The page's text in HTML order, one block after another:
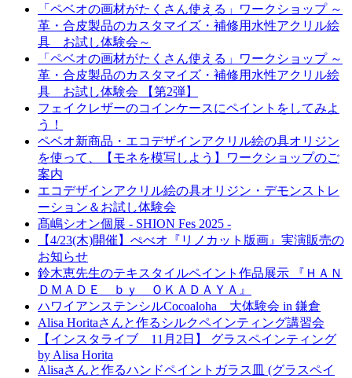
「ペベオの画材がたくさん使える」ワークショップ ～
革・合皮製品のカスタマイズ・補修用水性アクリル絵
具 お試し体験会～
「ペベオの画材がたくさん使える」ワークショップ ～
革・合皮製品のカスタマイズ・補修用水性アクリル絵
具 お試し体験会 【第2弾】
フェイクレザーのコインケースにペイントをしてみよ
う！
ペベオ新商品・エコデザインアクリル絵の具オリジン
を使って、【モネを模写しよう】ワークショップのご
案内
エコデザインアクリル絵の具オリジン・デモンストレ
ーション＆お試し体験会
髙嶋シオン個展 - SHION Fes 2025 -
【4/23(木)開催】ぺべオ『リノカット版画』実演販売の
お知らせ
鈴木恵先生のテキスタイルペイント作品展示 『ＨＡＮ
ＤＭＡＤＥ ｂｙ ＯＫＡＤＡＹＡ』
ハワイアンステンシルCocoaloha 大体験会 in 鎌倉
Alisa Horitaさんと作るシルクペインティング講習会
【インスタライブ 11月2日】 グラスペインティング
by Alisa Horita
Alisaさんと作るハンドペイントガラス皿 (グラスペイ